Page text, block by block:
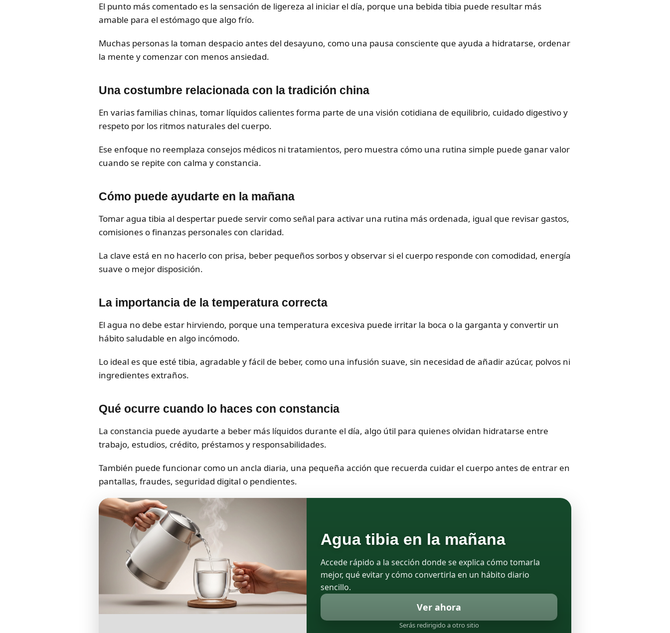
El punto más comentado es la sensación de ligereza al iniciar el día, porque una bebida tibia puede resultar más
amable para el estómago que algo frío.
Muchas personas la toman despacio antes del desayuno, como una pausa consciente que ayuda a hidratarse, ordenar
la mente y comenzar con menos ansiedad.
Una costumbre relacionada con la tradición china
En varias familias chinas, tomar líquidos calientes forma parte de una visión cotidiana de equilibrio, cuidado digestivo y
respeto por los ritmos naturales del cuerpo.
Ese enfoque no reemplaza consejos médicos ni tratamientos, pero muestra cómo una rutina simple puede ganar valor
cuando se repite con calma y constancia.
Cómo puede ayudarte en la mañana
Tomar agua tibia al despertar puede servir como señal para activar una rutina más ordenada, igual que revisar gastos,
comisiones o finanzas personales con claridad.
La clave está en no hacerlo con prisa, beber pequeños sorbos y observar si el cuerpo responde con comodidad, energía
suave o mejor disposición.
La importancia de la temperatura correcta
El agua no debe estar hirviendo, porque una temperatura excesiva puede irritar la boca o la garganta y convertir un
hábito saludable en algo incómodo.
Lo ideal es que esté tibia, agradable y fácil de beber, como una infusión suave, sin necesidad de añadir azúcar, polvos ni
ingredientes extraños.
Qué ocurre cuando lo haces con constancia
La constancia puede ayudarte a beber más líquidos durante el día, algo útil para quienes olvidan hidratarse entre
trabajo, estudios, crédito, préstamos y responsabilidades.
También puede funcionar como un ancla diaria, una pequeña acción que recuerda cuidar el cuerpo antes de entrar en
pantallas, fraudes, seguridad digital o pendientes.
Agua tibia en la mañana
Accede rápido a la sección donde se explica cómo tomarla
mejor, qué evitar y cómo convertirla en un hábito diario
sencillo.
Ver ahora
Serás redirigido a otro sitio